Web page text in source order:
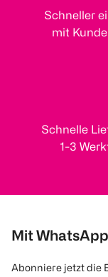
Schneller
mit
Schnelle
1-3
Mit
Abonniere jetzt die